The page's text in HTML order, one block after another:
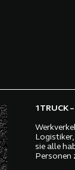
1TRUCK
sie alle
Personen